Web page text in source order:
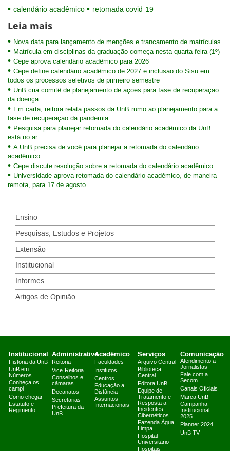
calendário acadêmico retomada covid-19
Leia mais
Nova data para lançamento de menções e trancamento de matrículas
Matrícula em disciplinas da graduação começa nesta quarta-feira (1º)
Cepe aprova calendário acadêmico para 2026
Cepe define calendário acadêmico de 2027 e inclusão do Sisu em
todos os processos seletivos de primeiro semestre
UnB cria comitê de planejamento de ações para fase de recuperação
da doença
Em carta, reitora relata passos da UnB rumo ao planejamento para a
fase de recuperação da pandemia
Pesquisa para planejar retomada do calendário acadêmico da UnB
está no ar
A UnB precisa de você para planejar a retomada do calendário
acadêmico
Cepe discute resolução sobre a retomada do calendário acadêmico
Universidade aprova retomada do calendário acadêmico, de maneira
remota, para 17 de agosto
Ensino
Pesquisas, Estudos e Projetos
Extensão
Institucional
Informes
Artigos de Opinião
Institucional
História da UnB
UnB em
Números
Conheça os
campi
Como chegar
Estatuto e
Regimento
Administrativo
Reitoria
Vice-Reitoria
Conselhos e
câmaras
Decanatos
Secretarias
Prefeitura da
UnB
Acadêmico
Faculdades
Institutos
Centros
Educação a
Distância
Assuntos
Internacionais
Serviços
Arquivo Central
Biblioteca
Central
Editora UnB
Equipe de
Tratamento e
Resposta a
Incidentes
Cibernéticos
Fazenda Água
Limpa
Hospital
Universitário
Hospitais
Comunicação
Atendimento a
Jornalistas
Fale com a
Secom
Canais Oficiais
Marca UnB
Campanha
Institucional
2025
Planner 2024
UnB TV